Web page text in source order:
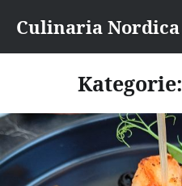
zumCulinaria Nordica
Kategorie: